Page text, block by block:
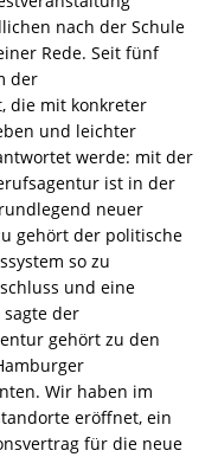
nach der Schule
Rede. Seit fünf
der
die mit konkreter
und leichter
werde: mit der
ist in der
neuer
gehört der politische
so zu
und eine
der
gehört zu den
Wir haben im
eröffnet, ein
für die neue